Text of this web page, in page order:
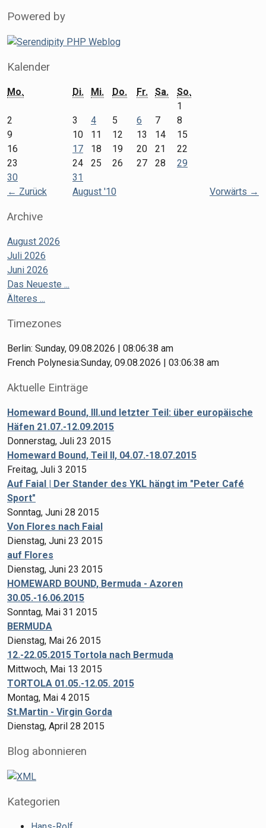
Powered by
Kalender
Mo. Di. Mi. Do. Fr. Sa. So.
← Zurück August '10 Vorwärts →
1
2
3 4 5 6 7
8
9
10 11 12 13 14
15
16
17 18 19 20 21
22
23
24 25 26 27 28
29
30
31
Archive
August 2026
Juli 2026
Juni 2026
Das Neueste ...
Älteres ...
Timezones
Berlin: Sunday, 09.08.2026 | 08:06:38 am
French Polynesia:Sunday, 09.08.2026 | 03:06:38 am
Aktuelle Einträge
Homeward Bound, III.und letzter Teil: über europäische
Häfen 21.07.-12.09.2015
Donnerstag, Juli 23 2015
Homeward Bound, Teil II, 04.07.-18.07.2015
Freitag, Juli 3 2015
Auf Faial | Der Stander des YKL hängt im "Peter Café
Sport"
Sonntag, Juni 28 2015
Von Flores nach Faial
Dienstag, Juni 23 2015
auf Flores
Dienstag, Juni 23 2015
HOMEWARD BOUND, Bermuda - Azoren
30.05.-16.06.2015
Sonntag, Mai 31 2015
BERMUDA
Dienstag, Mai 26 2015
12.-22.05.2015 Tortola nach Bermuda
Mittwoch, Mai 13 2015
TORTOLA 01.05.-12.05. 2015
Montag, Mai 4 2015
St.Martin - Virgin Gorda
Dienstag, April 28 2015
Blog abonnieren
Kategorien